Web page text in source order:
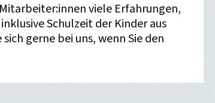
viele Erfahrungen,
Schulzeit der Kinder aus
gerne bei uns, wenn Sie den